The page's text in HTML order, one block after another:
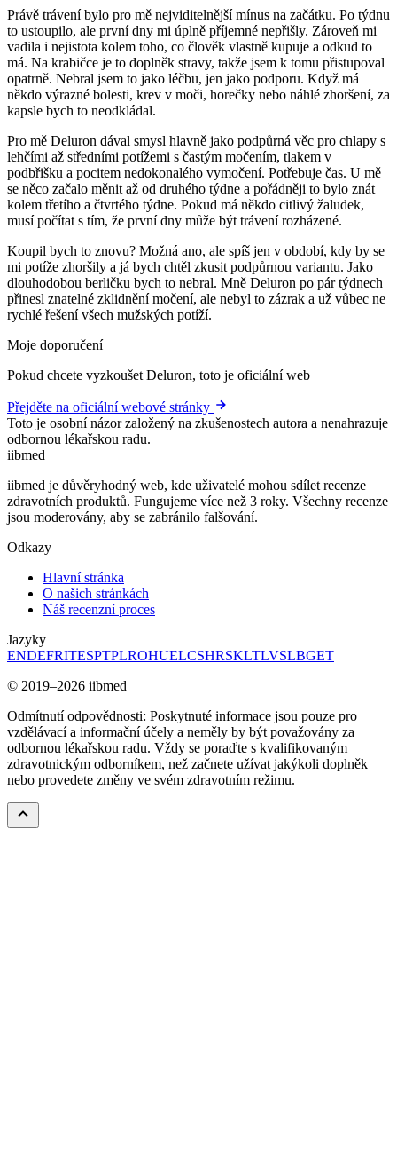
Právě trávení bylo pro mě nejviditelnější mínus na začátku. Po týdnu
to ustoupilo, ale první dny mi úplně příjemné nepřišly. Zároveň mi
vadila i nejistota kolem toho, co člověk vlastně kupuje a odkud to
má. Na krabičce je to doplněk stravy, takže jsem k tomu přistupoval
opatrně. Nebral jsem to jako léčbu, jen jako podporu. Když má
někdo výrazné bolesti, krev v moči, horečky nebo náhlé zhoršení, za
kapsle bych to neodkládal.
Pro mě Deluron dával smysl hlavně jako podpůrná věc pro chlapy s
lehčími až středními potížemi s častým močením, tlakem v
podbřišku a pocitem nedokonalého vymočení. Potřebuje čas. U mě
se něco začalo měnit až od druhého týdne a pořádněji to bylo znát
kolem třetího a čtvrtého týdne. Pokud má někdo citlivý žaludek,
musí počítat s tím, že první dny může být trávení rozházené.
Koupil bych to znovu? Možná ano, ale spíš jen v období, kdy by se
mi potíže zhoršily a já bych chtěl zkusit podpůrnou variantu. Jako
dlouhodobou berličku bych to nebral. Mně Deluron po pár týdnech
přinesl znatelné zklidnění močení, ale nebyl to zázrak a už vůbec ne
rychlé řešení všech mužských potíží.
Moje doporučení
Pokud chcete vyzkoušet Deluron, toto je oficiální web
Přejděte na oficiální webové stránky
Toto je osobní názor založený na zkušenostech autora a nenahrazuje
odbornou lékařskou radu.
iibmed
iibmed je důvěryhodný web, kde uživatelé mohou sdílet recenze
zdravotních produktů. Fungujeme více než 3 roky. Všechny recenze
jsou moderovány, aby se zabránilo falšování.
Odkazy
Hlavní stránka
O našich stránkách
Náš recenzní proces
Jazyky
ENDEFRITESPTPLROHUELCSHRSKLTLVSLBGET
© 2019–2026 iibmed
Odmítnutí odpovědnosti: Poskytnuté informace jsou pouze pro
vzdělávací a informační účely a neměly by být považovány za
odbornou lékařskou radu. Vždy se poraďte s kvalifikovaným
zdravotnickým odborníkem, než začnete užívat jakýkoli doplněk
nebo provedete změny ve svém zdravotním režimu.